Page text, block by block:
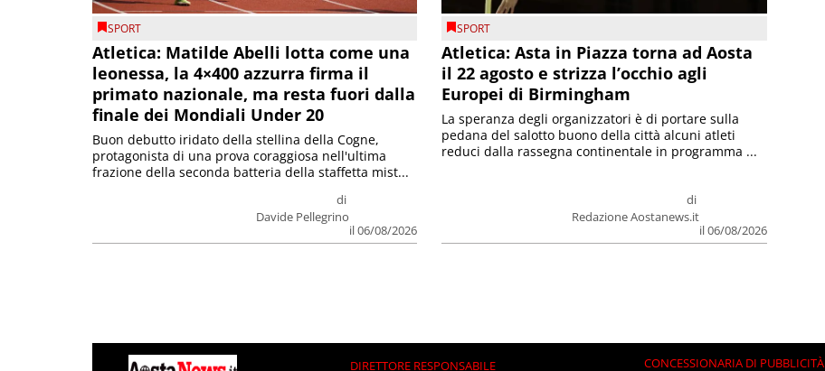
SPORT
Atletica: Matilde Abelli lotta come una
leonessa, la 4×400 azzurra firma il
primato nazionale, ma resta fuori dalla
finale dei Mondiali Under 20
di
Davide Pellegrino
il 06/08/2026
Buon debutto iridato della stellina della Cogne,
protagonista di una prova coraggiosa nell'ultima
frazione della seconda batteria della staffetta mist...
SPORT
Atletica: Asta in Piazza torna ad Aosta
il 22 agosto e strizza l’occhio agli
Europei di Birmingham
di
Redazione Aostanews.it
il 06/08/2026
La speranza degli organizzatori è di portare sulla
pedana del salotto buono della città alcuni atleti
reduci dalla rassegna continentale in programma ...
DIRETTORE RESPONSABILE CONCESSIONARIA DI PUBBLICITÀ